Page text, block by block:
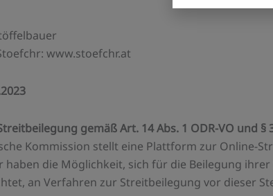
www.stoefchr.at
gemäß Art. 14 Abs. 1 ODR-VO und §
Kommission stellt eine Plattform zur Online-
haben die Möglichkeit, sich für die Beilegung
an Verfahren zur Streitbeilegung vor dieser